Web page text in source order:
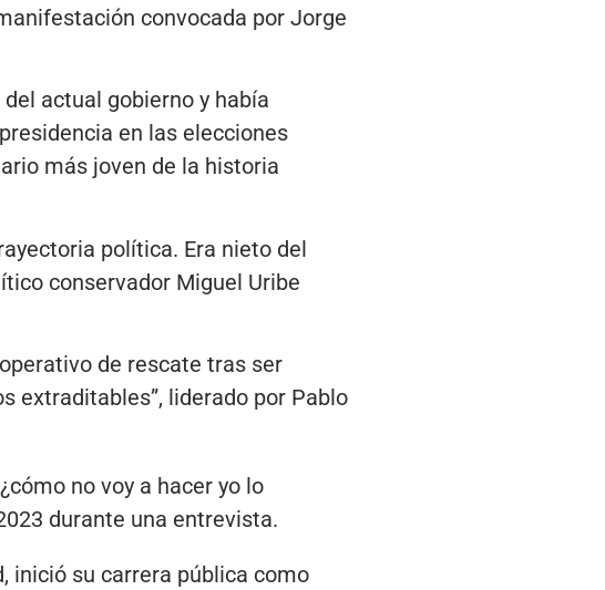
convocada por Jorge
actual gobierno y había
en las elecciones
más joven de la historia
política. Era nieto del
conservador Miguel Uribe
de rescate tras ser
extraditables”, liderado por Pablo
no voy a hacer yo lo
durante una entrevista.
inició su carrera pública como